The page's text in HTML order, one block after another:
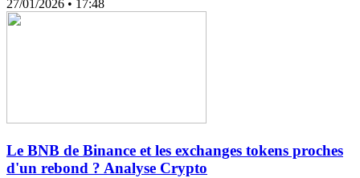
27/01/2026 • 17:48
Le BNB de Binance et les exchanges tokens proches
d'un rebond ? Analyse Crypto